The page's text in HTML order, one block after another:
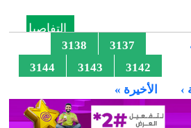
التفاصيل
3137
3138
3142
3143
3144
› الأخيرة »